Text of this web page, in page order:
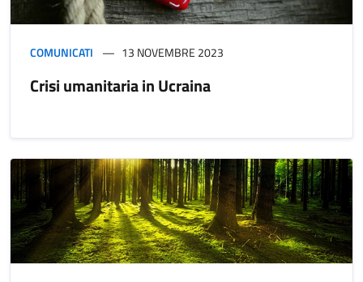
COMUNICATI 13 NOVEMBRE 2023
Crisi umanitaria in Ucraina